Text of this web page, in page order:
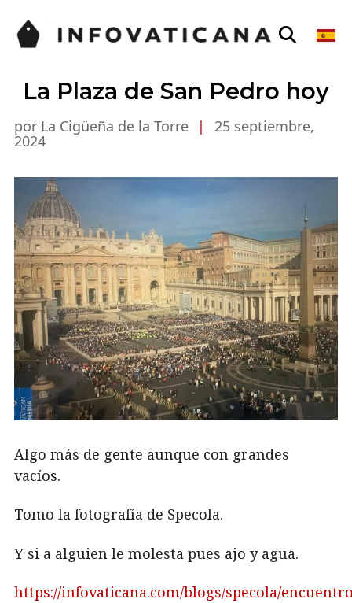
La Plaza de San Pedro hoy
por La Cigüeña de la Torre | 25 septiembre,
2024
Algo más de gente aunque con grandes
vacíos.
Tomo la fotografía de Specola.
Y si a alguien le molesta pues ajo y agua.
https://infovaticana.com/blogs/specola/